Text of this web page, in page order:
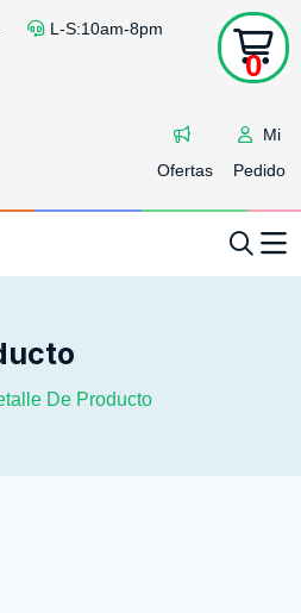
L-S:10am-8pm
Ofertas
Mi
Pedido
0
De Producto